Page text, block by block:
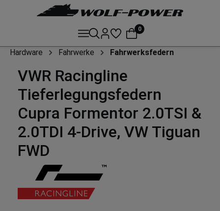
0
Hardware Fahrwerke Fahrwerksfedern
VWR Racingline
Tieferlegungsfedern
Cupra Formentor 2.0TSI &
2.0TDI 4-Drive, VW Tiguan
FWD